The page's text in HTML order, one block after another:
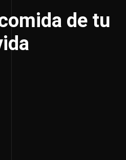
de tu